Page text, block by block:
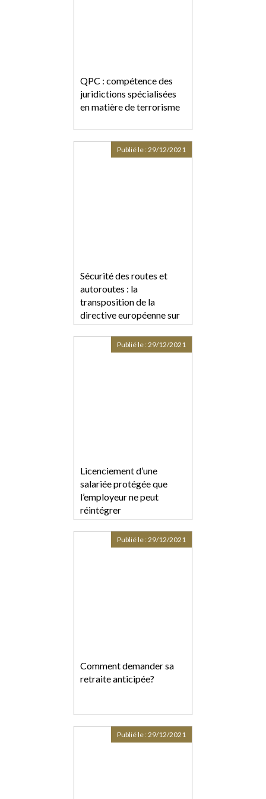
QPC : compétence des
juridictions spécialisées
en matière de terrorisme
Sécurité des routes et
autoroutes : la
transposition de la
directive européenne sur
la gestion de la sécurité
des infrastructures
routières (GSIR) est parue
Publié le :29/12/2021
Licenciement d’une
salariée protégée que
l’employeur ne peut
réintégrer
Publié le :29/12/2021
Comment demander sa
retraite anticipée?
Publié le :29/12/2021
Publié le :29/12/2021